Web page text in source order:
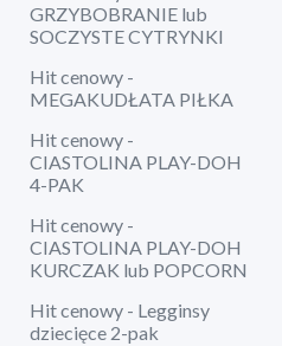
GRZYBOBRANIE lub
SOCZYSTE CYTRYNKI
Hit cenowy -
MEGAKUDŁATA PIŁKA
Hit cenowy -
CIASTOLINA PLAY-DOH
4-PAK
Hit cenowy -
CIASTOLINA PLAY-DOH
KURCZAK lub POPCORN
Hit cenowy - Legginsy
dziecięce 2-pak